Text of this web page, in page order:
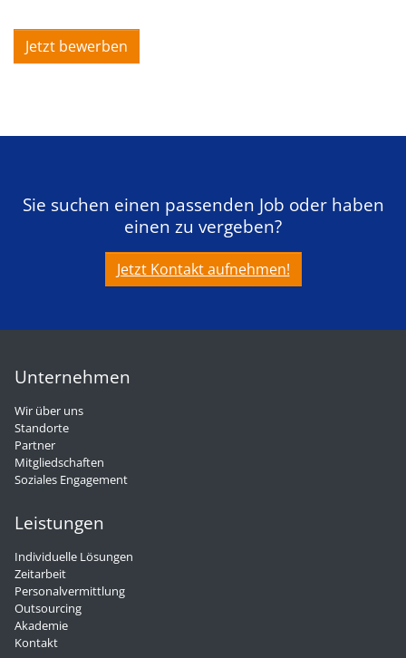
Jetzt bewerben
Sie suchen einen passenden Job oder haben
einen zu vergeben?
Jetzt Kontakt aufnehmen!
Unternehmen
Wir über uns
Standorte
Partner
Mitgliedschaften
Soziales Engagement
Leistungen
Individuelle Lösungen
Zeitarbeit
Personalvermittlung
Outsourcing
Akademie
Kontakt